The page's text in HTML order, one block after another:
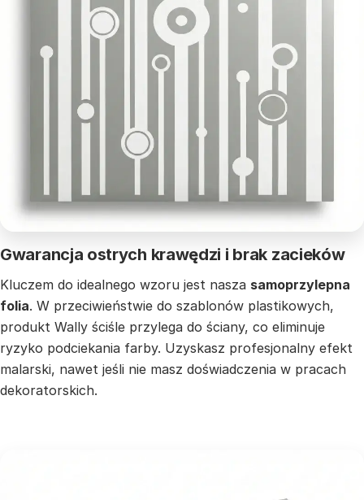
Gwarancja ostrych krawędzi i brak zacieków
Kluczem do idealnego wzoru jest nasza samoprzylepna
folia. W przeciwieństwie do szablonów plastikowych,
produkt Wally ściśle przylega do ściany, co eliminuje
ryzyko podciekania farby. Uzyskasz profesjonalny efekt
malarski, nawet jeśli nie masz doświadczenia w pracach
dekoratorskich.